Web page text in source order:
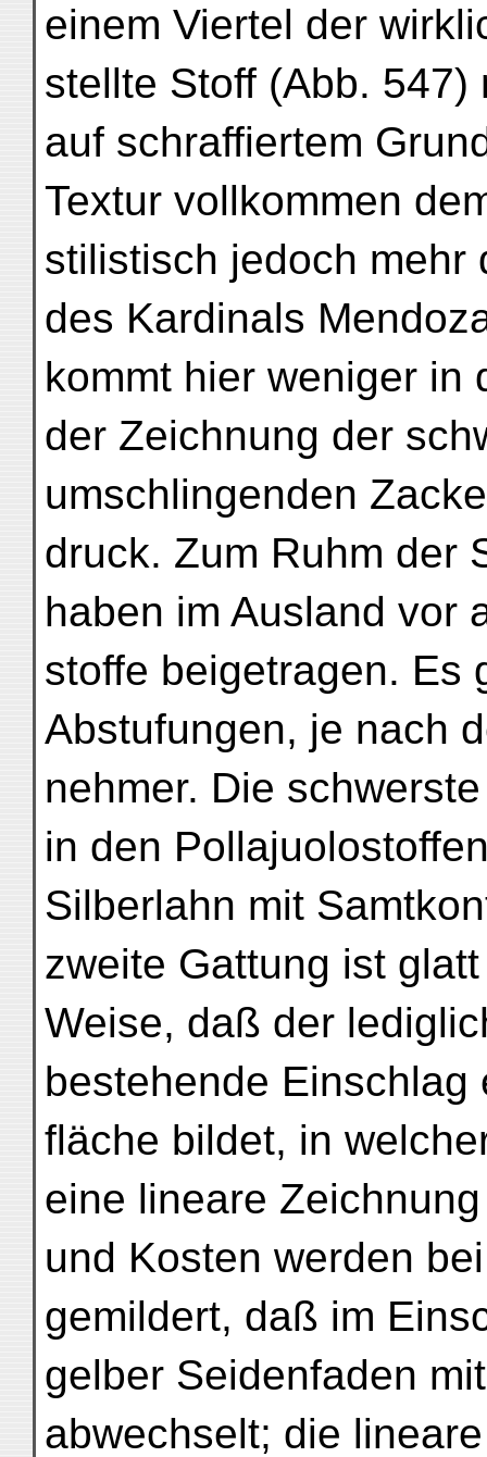
einem Viertel der
stellte Stoff (Abb.
auf schraffiertem
Textur vollkommen
stilistisch jedoch mehr
des Kardinals
kommt hier weniger in
der Zeichnung der
umschlingenden
druck. Zum Ruhm der
haben im Ausland vor
stoffe beigetragen. Es
Abstufungen, je nach
nehmer. Die
in den
Silberlahn mit
zweite Gattung ist
Weise, daß der
bestehende
fläche bildet, in
eine lineare
und Kosten werden
gemildert, daß im
gelber Seidenfaden
abwechselt; die